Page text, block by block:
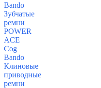
Bando
Зубчатые
ремни
POWER
ACE
Cog
Bando
Клиновые
приводные
ремни